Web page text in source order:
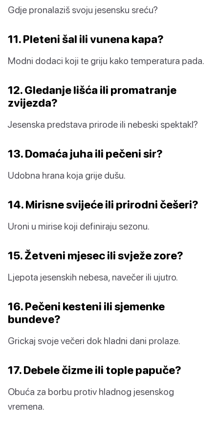
Gdje pronalaziš svoju jesensku sreću?
11. Pleteni šal ili vunena kapa?
Modni dodaci koji te griju kako temperatura pada.
12. Gledanje lišća ili promatranje
zvijezda?
Jesenska predstava prirode ili nebeski spektakl?
13. Domaća juha ili pečeni sir?
Udobna hrana koja grije dušu.
14. Mirisne svijeće ili prirodni češeri?
Uroni u mirise koji definiraju sezonu.
15. Žetveni mjesec ili svježe zore?
Ljepota jesenskih nebesa, navečer ili ujutro.
16. Pečeni kesteni ili sjemenke
bundeve?
Grickaj svoje večeri dok hladni dani prolaze.
17. Debele čizme ili tople papuče?
Obuća za borbu protiv hladnog jesenskog
vremena.